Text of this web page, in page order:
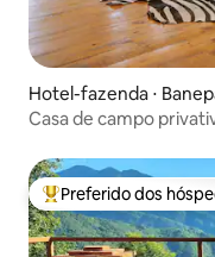
Hotel-fazenda ⋅
Casa de campo
Entre os melhores
Preferido dos